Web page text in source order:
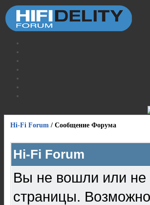
Hi-Fi Forum / Сообщение Форума
Hi-Fi Forum
Вы не вошли или не
страницы.